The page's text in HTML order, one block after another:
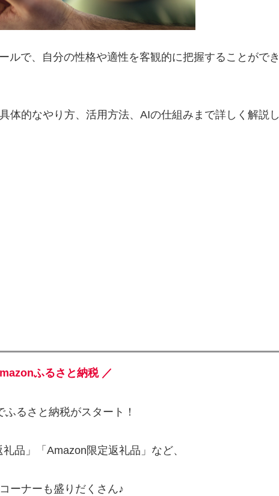
ルで、自分の性格や適性を客観的に把握することができ
体的なやり方、活用方法、AIの仕組みまで詳しく解説し
ふるさと納税 ／
ふるさと納税がスタート！
礼品」「Amazon限定返礼品」など、
ーナーも盛りだくさん♪